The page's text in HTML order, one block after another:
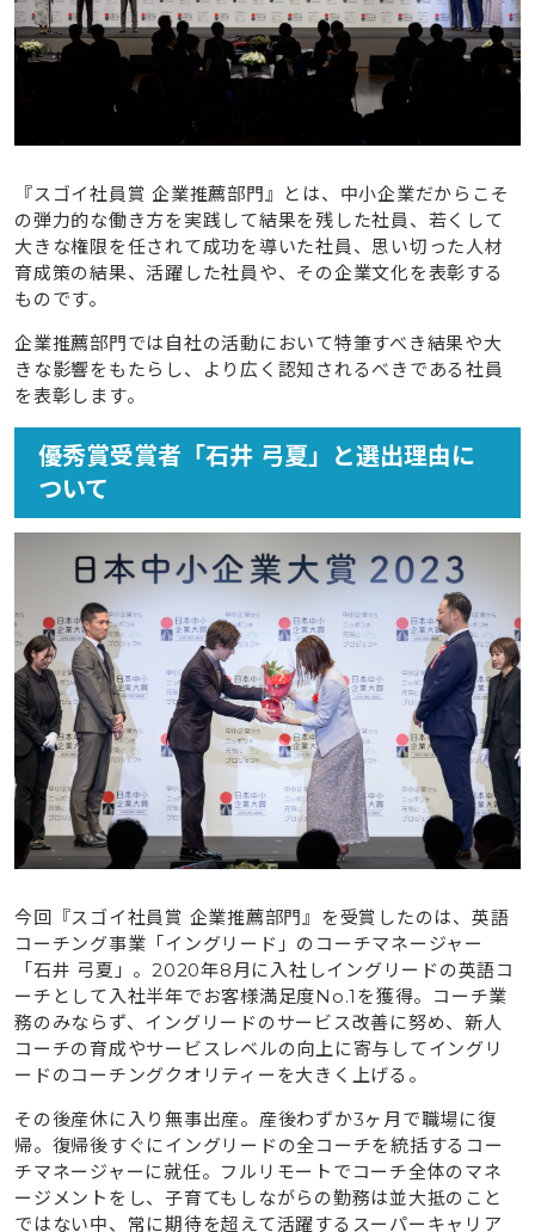
『スゴイ社員賞 企業推薦部門』とは、中⼩企業だからこそ
の弾⼒的な働き⽅を実践して結果を残した社員、若くして
⼤きな権限を任されて成功を導いた社員、思い切った⼈材
育成策の結果、活躍した社員や、その企業⽂化を表彰する
ものです。
企業推薦部⾨では⾃社の活動において特筆すべき結果や⼤
きな影響をもたらし、より広く認知されるべきである社員
を表彰します。
優秀賞受賞者「石井 弓夏」と選出理由に
ついて
今回『スゴイ社員賞 企業推薦部門』を受賞したのは、英語
コーチング事業「イングリード」のコーチマネージャー
「石井 弓夏」。2020年8月に入社しイングリードの英語コ
ーチとして入社半年でお客様満足度No.1を獲得。コーチ業
務のみならず、イングリードのサービス改善に努め、新人
コーチの育成やサービスレベルの向上に寄与してイングリ
ードのコーチングクオリティーを大きく上げる。
その後産休に入り無事出産。産後わずか3ヶ月で職場に復
帰。復帰後すぐにイングリードの全コーチを統括するコー
チマネージャーに就任。フルリモートでコーチ全体のマネ
ージメントをし、子育てもしながらの勤務は並大抵のこと
ではない中、常に期待を超えて活躍するスーパーキャリア